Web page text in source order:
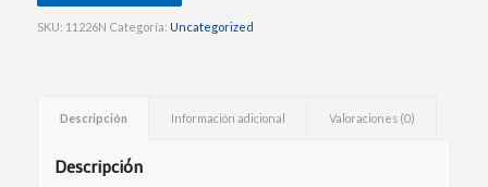
SKU: 11226N Categoría: Uncategorized
Descripción Información adicional Valoraciones (0)
Descripción